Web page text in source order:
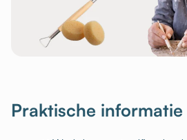
Praktische informatie